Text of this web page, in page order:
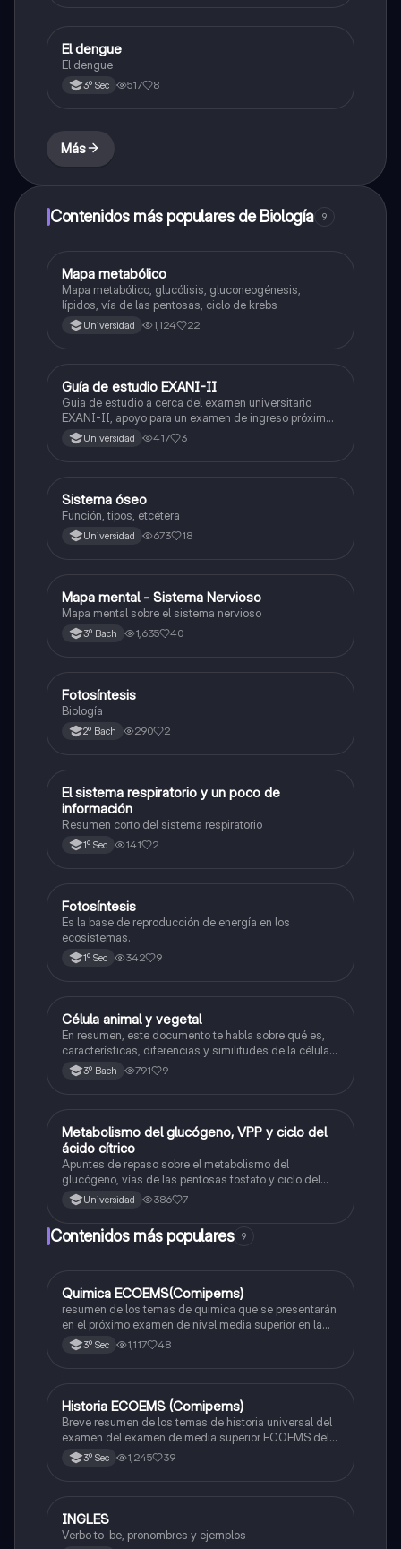
Historia
El dengue
El dengue
3º Sec 517 8
Más
Contenidos más populares de Biología 9
Biología
Mapa metabólico
Mapa metabólico, glucólisis, gluconeogénesis,
lípidos, vía de las pentosas, ciclo de krebs
Universidad 1,124 22
Historia
Guía de estudio EXANI-II
Guia de estudio a cerca del examen universitario
EXANI-II, apoyo para un examen de ingreso próximo
2026.Universidad 417 3
Biología
Sistema óseo
Función, tipos, etcétera
Universidad 673 18
Biología
Mapa mental - Sistema Nervioso
Mapa mental sobre el sistema nervioso
3º Bach 1,635 40
Biología
Fotosíntesis
Biología
2º Bach 290 2
Biología
El sistema respiratorio y un poco de
información
Resumen corto del sistema respiratorio
1º Sec 141 2
Biología
Fotosíntesis
Es la base de reproducción de energía en los
ecosistemas.
1º Sec 342 9
Biología
Célula animal y vegetal
En resumen, este documento te habla sobre qué es,
características, diferencias y similitudes de la célula
animal y célula vegetal.💗
3º Bach 791 9
Biología
Metabolismo del glucógeno, VPP y ciclo del
ácido cítrico
Apuntes de repaso sobre el metabolismo del
glucógeno, vías de las pentosas fosfato y ciclo del
ácido cítrico
Universidad 386 7
Contenidos más populares 9
Química
Quimica ECOEMS(Comipems)
resumen de los temas de quimica que se presentarán
en el próximo examen de nivel media superior en la
zona metropolitana de el valle de México
3º Sec 1,117 48
Historia
Historia ECOEMS (Comipems)
Breve resumen de los temas de historia universal del
examen del examen de media superior ECOEMS del
valle de México
3º Sec 1,245 39
Inglés
INGLES
Verbo to-be, pronombres y ejemplos